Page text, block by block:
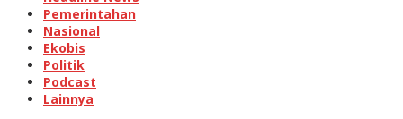
Pemerintahan
Nasional
Ekobis
Politik
Podcast
Lainnya